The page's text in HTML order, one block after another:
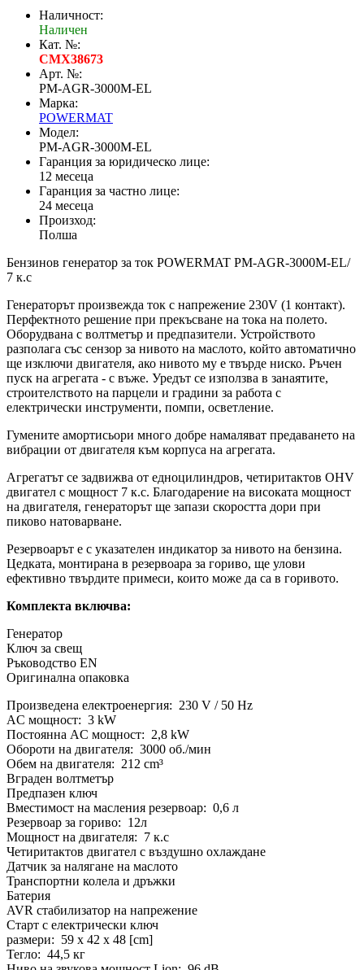
Наличност:
Наличен
Кат. №:
CMX38673
Арт. №:
PM-AGR-3000M-EL
Марка:
POWERMAT
Модел:
PM-AGR-3000M-EL
Гаранция за юридическо лице:
12 месеца
Гаранция за частно лице:
24 месеца
Произход:
Полша
Бензинов генератор за ток POWERMAT PM-AGR-3000M-EL/
7 к.с
Генераторът произвежда ток с напрежение 230V (1 контакт).
Перфектното решение при прекъсване на тока на полето.
Оборудвана с волтметър и предпазители. Устройството
разполага със сензор за нивото на маслото, който автоматично
ще изключи двигателя, ако нивото му е твърде ниско. Ръчен
пуск на агрегата - с въже. Уредът се използва в занаятите,
строителството на парцели и градини за работа с
електрически инструменти, помпи, осветление.
Гумените амортисьори много добре намаляват предаването на
вибрации от двигателя към корпуса на агрегата.
Агрегатът се задвижва от едноцилиндров, четиритактов OHV
двигател с мощност 7 к.с. Благодарение на високата мощност
на двигателя, генераторът ще запази скоростта дори при
пиково натоварване.
Резервоарът е с указателен индикатор за нивото на бензина.
Цедката, монтирана в резервоара за гориво, ще улови
ефективно твърдите примеси, които може да са в горивото.
Комплекта включва:
Генератор
Ключ за свещ
Ръководство EN
Оригинална опаковка
Произведена електроенергия: 230 V / 50 Hz
AC мощност: 3 kW
Постоянна AC мощност: 2,8 kW
Обороти на двигателя: 3000 об./мин
Обем на двигателя: 212 cm³
Вграден волтметър
Предпазен ключ
Вместимост на масления резервоар: 0,6 л
Резервоар за гориво: 12л
Мощност на двигателя: 7 к.с
Четиритактов двигател с въздушно охлаждане
Датчик за налягане на маслото
Транспортни колела и дръжки
Батерия
AVR стабилизатор на напрежение
Старт с електрически ключ
размери: 59 x 42 x 48 [cm]
Тегло: 44,5 кг